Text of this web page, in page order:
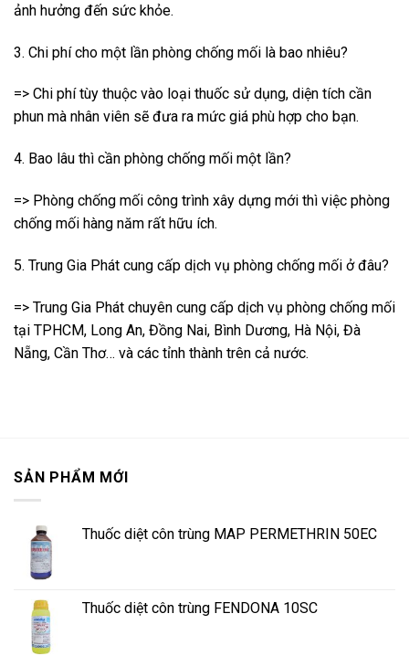
ảnh hưởng đến sức khỏe.
3. Chi phí cho một lần phòng chống mối là bao nhiêu?
=> Chi phí tùy thuộc vào loại thuốc sử dụng, diện tích cần
phun mà nhân viên sẽ đưa ra mức giá phù hợp cho bạn.
4. Bao lâu thì cần phòng chống mối một lần?
=> Phòng chống mối công trình xây dựng mới thì việc phòng
chống mối hàng năm rất hữu ích.
5. Trung Gia Phát cung cấp dịch vụ phòng chống mối ở đâu?
=> Trung Gia Phát chuyên cung cấp dịch vụ phòng chống mối
tại TPHCM, Long An, Đồng Nai, Bình Dương, Hà Nội, Đà
Nẵng, Cần Thơ… và các tỉnh thành trên cả nước.
SẢN PHẨM MỚI
Thuốc diệt côn trùng MAP PERMETHRIN 50EC
Thuốc diệt côn trùng FENDONA 10SC